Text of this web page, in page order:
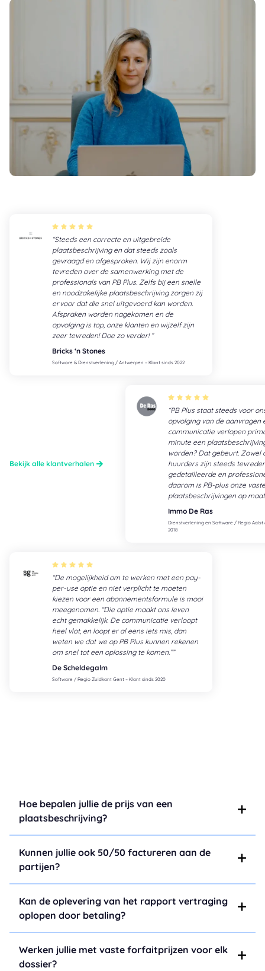
Bekijk alle klantverhalen
Steeds een correcte en uitgebreide
plaatsbeschrijving en dat steeds zoals
gevraagd en afgesproken. Wij zijn enorm
tevreden over de samenwerking met de
professionals van PB Plus. Zelfs bij een snelle
en noodzakelijke plaatsbeschrijving zorgen zij
ervoor dat die snel uitgevoerd kan worden.
Afspraken worden nagekomen en de
opvolging is top, onze klanten en wijzelf zijn
zeer tevreden! Doe zo verder!
Bricks ‘n Stones
Software & Dienstverlening / Antwerpen – Klant sinds 2022
PB Plus staat steeds voor
opvolging van de aanvragen
communicatie verlopen
minute een
worden? Dat gebeurt. Zowel
huurders zijn steeds
gedetailleerde en
daarom is PB-plus onze
plaatsbeschrijvingen op
Immo De Ras
Dienstverlening en Software / Regio Aalst
2018
De mogelijkheid om te werken met een pay-
per-use optie en niet verplicht te moeten
kiezen voor een abonnementsformule is mooi
meegenomen. “Die optie maakt ons leven
echt gemakkelijk. De communicatie verloopt
heel vlot, en loopt er al eens iets mis, dan
weten we dat we op PB Plus kunnen rekenen
om snel tot een oplossing te komen.”
De Scheldegalm
Software / Regio Zuidkant Gent – Klant sinds 2020
Hoe bepalen jullie de prijs van een
plaatsbeschrijving?
Kunnen jullie ook 50/50 factureren aan de
partijen?
Kan de oplevering van het rapport vertraging
oplopen door betaling?
Werken jullie met vaste forfaitprijzen voor elk
dossier?